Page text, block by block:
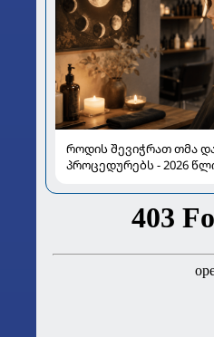
როდის შევიჭრათ თმა
პროცედურებს - 2026